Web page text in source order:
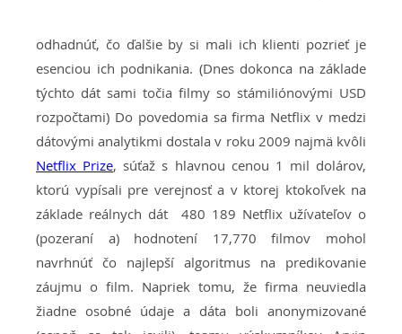
odhadnúť, čo ďalšie by si mali ich klienti pozrieť je
esenciou ich podnikania. (Dnes dokonca na základe
týchto dát sami točia filmy so stámiliónovými USD
rozpočtami) Do povedomia sa firma Netflix v medzi
dátovými analytikmi dostala v roku 2009 najmä kvôli
Netflix Prize, súťaž s hlavnou cenou 1 mil dolárov,
ktorú vypísali pre verejnosť a v ktorej ktokoľvek na
základe reálnych dát 480 189 Netflix užívateľov o
(pozeraní a) hodnotení 17,770 filmov mohol
navrhnúť čo najlepší algoritmus na predikovanie
záujmu o film. Napriek tomu, že firma neuviedla
žiadne osobné údaje a dáta boli anonymizované